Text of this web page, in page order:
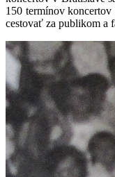
150 termínov
cestovať za publikom a